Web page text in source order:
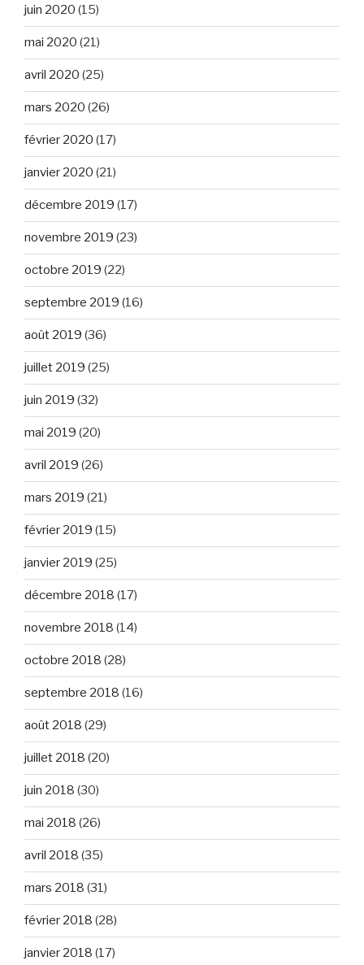
juin 2020 (15)
mai 2020 (21)
avril 2020 (25)
mars 2020 (26)
février 2020 (17)
janvier 2020 (21)
décembre 2019 (17)
novembre 2019 (23)
octobre 2019 (22)
septembre 2019 (16)
août 2019 (36)
juillet 2019 (25)
juin 2019 (32)
mai 2019 (20)
avril 2019 (26)
mars 2019 (21)
février 2019 (15)
janvier 2019 (25)
décembre 2018 (17)
novembre 2018 (14)
octobre 2018 (28)
septembre 2018 (16)
août 2018 (29)
juillet 2018 (20)
juin 2018 (30)
mai 2018 (26)
avril 2018 (35)
mars 2018 (31)
février 2018 (28)
janvier 2018 (17)